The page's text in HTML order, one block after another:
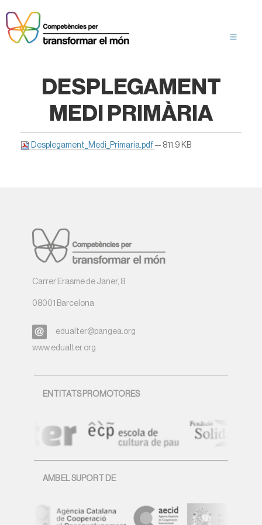
DESPLEGAMENT
MEDI PRIMÀRIA
Desplegament_Medi_Primaria.pdf — 811.9 KB
Carrer Erasme de Janer, 8
08001 Barcelona
edualter@pangea.org
www.edualter.org
ENTITATS PROMOTORES
AMB EL SUPORT DE